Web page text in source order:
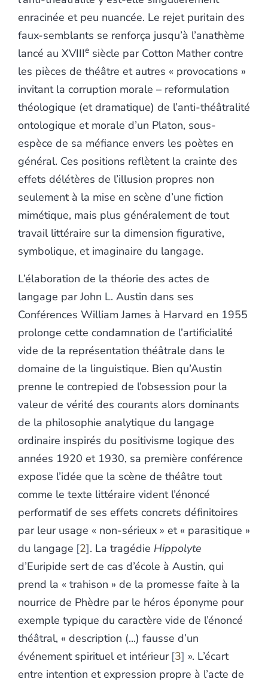
enracinée et peu nuancée. Le rejet puritain des
faux-semblants se renforça jusqu’à l’anathème
lancé au XVIIIe siècle par Cotton Mather contre
les pièces de théâtre et autres « provocations »
invitant la corruption morale – reformulation
théologique (et dramatique) de l’anti-théâtralité
ontologique et morale d’un Platon, sous-
espèce de sa méfiance envers les poètes en
général. Ces positions reflètent la crainte des
effets délétères de l’illusion propres non
seulement à la mise en scène d’une fiction
mimétique, mais plus généralement de tout
travail littéraire sur la dimension figurative,
symbolique, et imaginaire du langage.
L’élaboration de la théorie des actes de
langage par John L. Austin dans ses
Conférences William James à Harvard en 1955
prolonge cette condamnation de l’artificialité
vide de la représentation théâtrale dans le
domaine de la linguistique. Bien qu’Austin
prenne le contrepied de l’obsession pour la
valeur de vérité des courants alors dominants
de la philosophie analytique du langage
ordinaire inspirés du positivisme logique des
années 1920 et 1930, sa première conférence
expose l’idée que la scène de théâtre tout
comme le texte littéraire vident l’énoncé
performatif de ses effets concrets définitoires
par leur usage « non-sérieux » et « parasitique »
du langage 2 . La tragédie Hippolyte
d’Euripide sert de cas d’école à Austin, qui
prend la « trahison » de la promesse faite à la
nourrice de Phèdre par le héros éponyme pour
exemple typique du caractère vide de l’énoncé
théâtral, « description (...) fausse d’un
événement spirituel et intérieur 3 ». L’écart
entre intention et expression propre à l’acte de